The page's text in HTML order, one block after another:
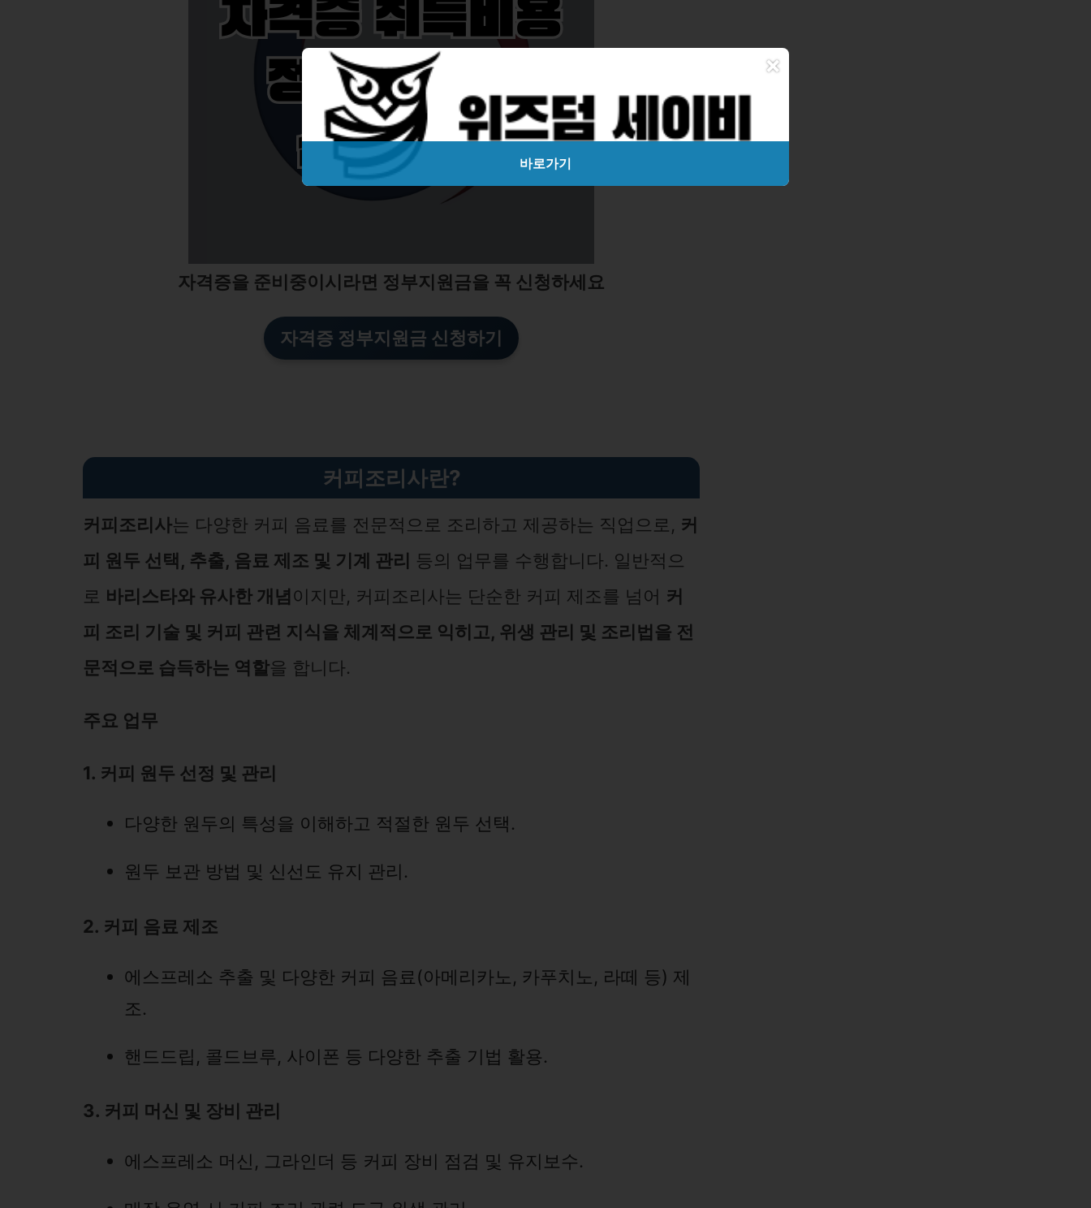
자격증을 준비중이시라면 정부지원금을 꼭 신청하세요
자격증 정부지원금 신청하기
커피조리사란?
커피조리사는 다양한 커피 음료를 전문적으로 조리하고 제공하는 직업으로, 커
피 원두 선택, 추출, 음료 제조 및 기계 관리 등의 업무를 수행합니다. 일반적으
로 바리스타와 유사한 개념이지만, 커피조리사는 단순한 커피 제조를 넘어 커
피 조리 기술 및 커피 관련 지식을 체계적으로 익히고, 위생 관리 및 조리법을 전
문적으로 습득하는 역할을 합니다.
주요 업무
1. 커피 원두 선정 및 관리
다양한 원두의 특성을 이해하고 적절한 원두 선택.
원두 보관 방법 및 신선도 유지 관리.
2. 커피 음료 제조
에스프레소 추출 및 다양한 커피 음료(아메리카노, 카푸치노, 라떼 등) 제
조.
핸드드립, 콜드브루, 사이폰 등 다양한 추출 기법 활용.
3. 커피 머신 및 장비 관리
에스프레소 머신, 그라인더 등 커피 장비 점검 및 유지보수.
×
바로가기